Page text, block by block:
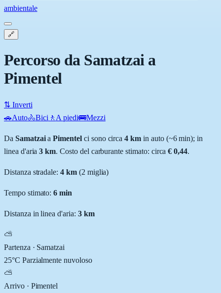
ambientale
🔗
Percorso da Samatzai a
Pimentel
⇅ Inverti
🚗Auto🚴Bici 🚶 A piedi🚌Mezzi
Da SamatzaiaPimentelci sono circa 4 km in auto (~6 min); in
linea d'aria3 km. Costo del carburante stimato: circa € 0,44.
Distanza stradale:4 km (2 miglia)
Tempo stimato:6 min
Distanza in linea d'aria: 3km
⛅
Partenza · Samatzai
25°C Parzialmente nuvoloso
⛅
Arrivo · Pimentel